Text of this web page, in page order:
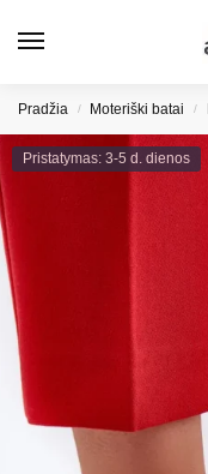
Pradžia / Moteriški batai /
Pristatymas: 3-5 d. dienos